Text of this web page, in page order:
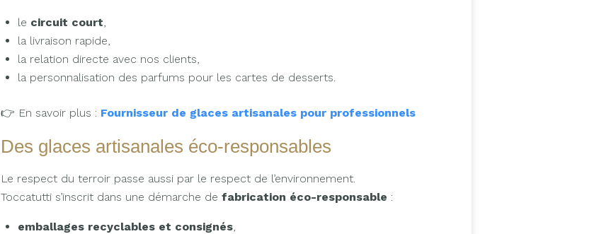
le circuit court,
la livraison rapide,
la relation directe avec nos clients,
la personnalisation des parfums pour les cartes de desserts.
👉 En savoir plus : Fournisseur de glaces artisanales pour professionnels
Des glaces artisanales éco-responsables
Le respect du terroir passe aussi par le respect de l’environnement.
Toccatutti s’inscrit dans une démarche de fabrication éco-responsable :
emballages recyclables et consignés,